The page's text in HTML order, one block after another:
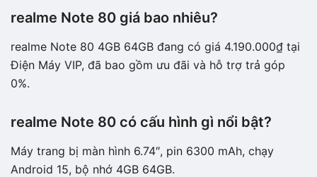
realme Note 80 giá bao nhiêu?
realme Note 80 4GB 64GB đang có giá 4.190.000₫ tại
Điện Máy VIP, đã bao gồm ưu đãi và hỗ trợ trả góp
0%.
realme Note 80 có cấu hình gì nổi bật?
Máy trang bị màn hình 6.74″, pin 6300 mAh, chạy
Android 15, bộ nhớ 4GB 64GB.